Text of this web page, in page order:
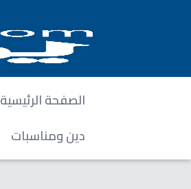
الصفحة الرئيسية
دين ومناسبات